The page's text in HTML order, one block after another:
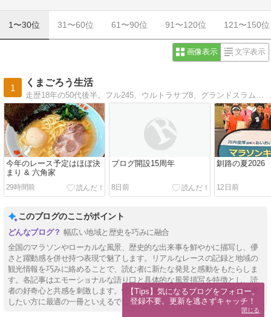
1〜30位 31〜60位 61〜90位 91〜120位 121〜150位
画像表示 文字表示
1
くまごろう生活
今年のレース予定はほぼ決
まり & 六角家
29時間前
ブログ開設15周年
8日前
釧路の夏2026
12日前
このブログのここがポイント
幅広い地域と歴史を巧みに融合
全国のマラソンやローカルな風景、歴史的な出来事を鮮やかに描写し、儚
さと躍動感を併せ持つ表現で魅了します。リアルなレースの記録と地域の
観光情報を巧みに絡めることで、読む者に新たな発見と感動をもたらしま
す。各記事はエモーショナルな語り口と具体的な風景描写を特徴とし、読
者の好奇心と共感を刺激します。忙しい日常の中で旅と挑戦の美学を追求
したい方に最適の一冊といえるでしょう。
【Tips】気になるブログをフォロー。
登録不要。更新を逃さずキャッチ！
閉じる